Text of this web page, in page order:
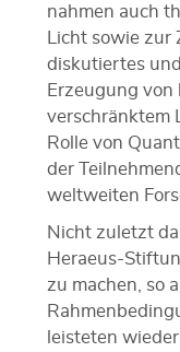
nahmen auch
Licht sowie
diskutiertes
Erzeugung
verschränktem
Rolle von
der
weltweiten
Nicht zuletzt
Heraeus-
zu machen, so
leisteten